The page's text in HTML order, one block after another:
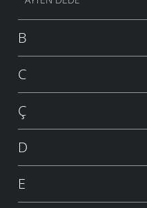
B
C
Ç
D
E